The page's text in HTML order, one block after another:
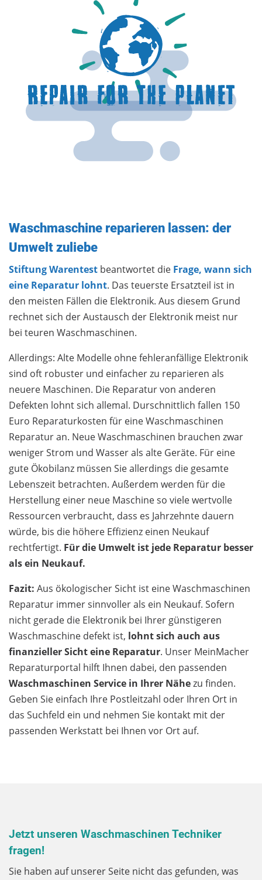
Waschmaschine reparieren lassen: der
Umwelt zuliebe
Stiftung Warentest beantwortet die Frage, wann sich
eine Reparatur lohnt. Das teuerste Ersatzteil ist in
den meisten Fällen die Elektronik. Aus diesem Grund
rechnet sich der Austausch der Elektronik meist nur
bei teuren Waschmaschinen.
Allerdings: Alte Modelle ohne fehler­anfäl­lige Elektronik
sind oft robuster und einfacher zu reparieren als
neuere Maschinen. Die Reparatur von anderen
Defekten lohnt sich allemal. Durschnittlich fallen 150
Euro Reparaturkosten für eine Waschmaschinen
Reparatur an. Neue Waschmaschinen brauchen zwar
weniger Strom und Wasser als alte Geräte. Für eine
gute Ökobilanz müssen Sie allerdings die gesamte
Lebenszeit betrachten. Außerdem werden für die
Herstellung einer neue Maschine so viele wertvolle
Ressourcen verbraucht, dass es Jahr­zehnte dauern
würde, bis die höhere Effizienz einen Neukauf
rechtfertigt. Für die Umwelt ist jede Reparatur besser
als ein Neukauf.
Fazit: Aus ökologischer Sicht ist eine Waschmaschinen
Reparatur immer sinnvoller als ein Neukauf. Sofern
nicht gerade die Elektronik bei Ihrer günstigeren
Waschmaschine defekt ist, lohnt sich auch aus
finanzieller Sicht eine Reparatur. Unser MeinMacher
Reparaturportal hilft Ihnen dabei, den passenden
Waschmaschinen Service in Ihrer Nähezu finden.
Geben Sie einfach Ihre Postleitzahl oder Ihren Ort in
das Suchfeld ein und nehmen Sie kontakt mit der
passenden Werkstatt bei Ihnen vor Ort auf.
Jetzt unseren Waschmaschinen Techniker
fragen!
Sie haben auf unserer Seite nicht das gefunden, was